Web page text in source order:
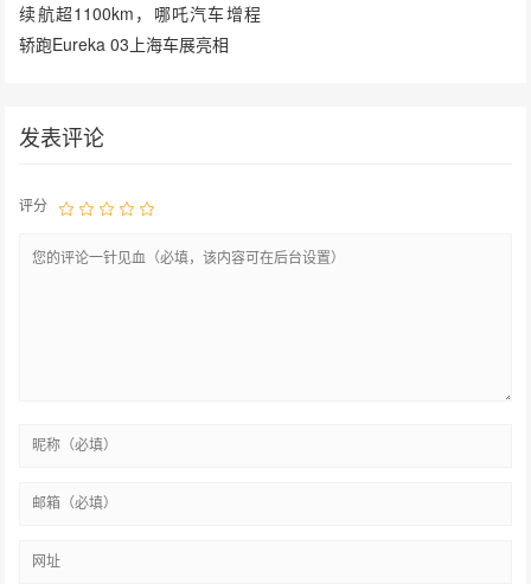
续航超1100km，哪吒汽车增程
轿跑Eureka 03上海车展亮相
发表评论
评分